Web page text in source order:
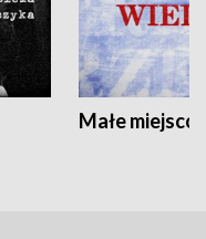
Małe